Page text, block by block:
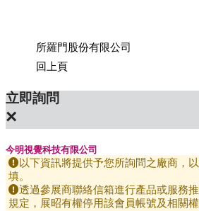
所羅門股份有限公司
回上頁
立即詢問
×
今明視覺科技有限公司
以下資訊將提供予您所詢問之廠商，
填。
透過參展商聯絡信箱進行產品或服務
規定，展昭有權停用該會員帳號及相關權